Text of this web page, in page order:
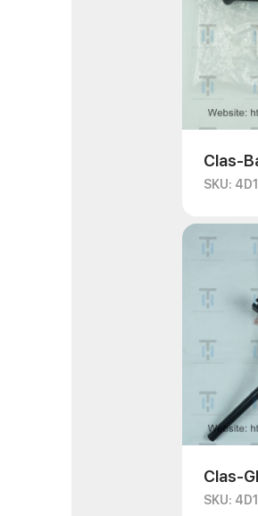
Clas-
SKU:
Clas-
SKU: